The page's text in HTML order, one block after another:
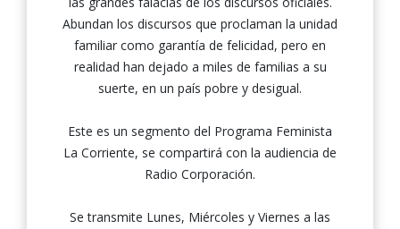
Abundan los discursos que proclaman la unidad
familiar como garantía de felicidad, pero en
realidad han dejado a miles de familias a su
suerte, en un país pobre y desigual.
Este es un segmento del Programa Feminista
La Corriente, se compartirá con la audiencia de
Radio Corporación.
Se transmite Lunes, Miércoles y Viernes a las